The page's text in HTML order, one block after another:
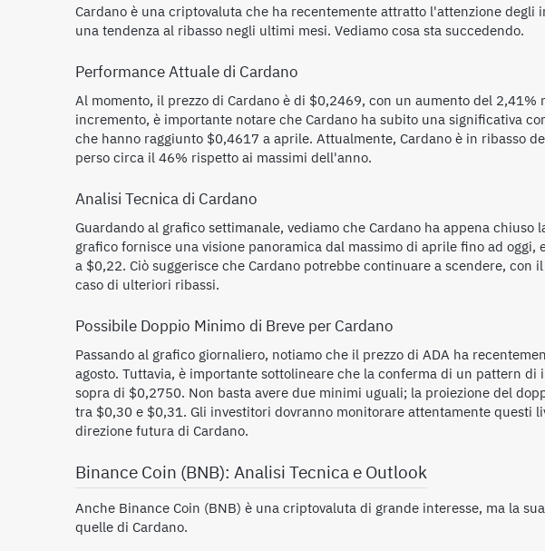
Cardano è una criptovaluta che ha recentemente attratto l'attenzione degli
una tendenza al ribasso negli ultimi mesi. Vediamo cosa sta succedendo.
Performance Attuale di Cardano
Al momento, il prezzo di Cardano è di $0,2469, con un aumento del
incremento, è importante notare che Cardano ha subito una significativa
che hanno raggiunto $0,4617 a aprile. Attualmente, Cardano è in ribasso
perso circa il 46% rispetto ai massimi dell'anno.
Analisi Tecnica di Cardano
Guardando al grafico settimanale, vediamo che Cardano ha appena chiuso
grafico fornisce una visione panoramica dal massimo di aprile fino ad
a $0,22. Ciò suggerisce che Cardano potrebbe continuare a scendere,
caso di ulteriori ribassi.
Possibile Doppio Minimo di Breve per Cardano
Passando al grafico giornaliero, notiamo che il prezzo di ADA ha
agosto. Tuttavia, è importante sottolineare che la conferma di un pattern
sopra di $0,2750. Non basta avere due minimi uguali; la proiezione del
tra $0,30 e $0,31. Gli investitori dovranno monitorare attentamente questi
direzione futura di Cardano.
Binance Coin (BNB): Analisi Tecnica e Outlook
Anche Binance Coin (BNB) è una criptovaluta di grande interesse, ma la
quelle di Cardano.